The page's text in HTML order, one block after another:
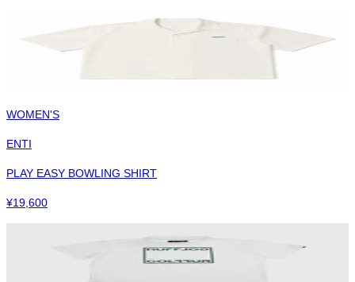
WOMEN'S
ENTI
PLAY EASY BOWLING SHIRT
¥19,600